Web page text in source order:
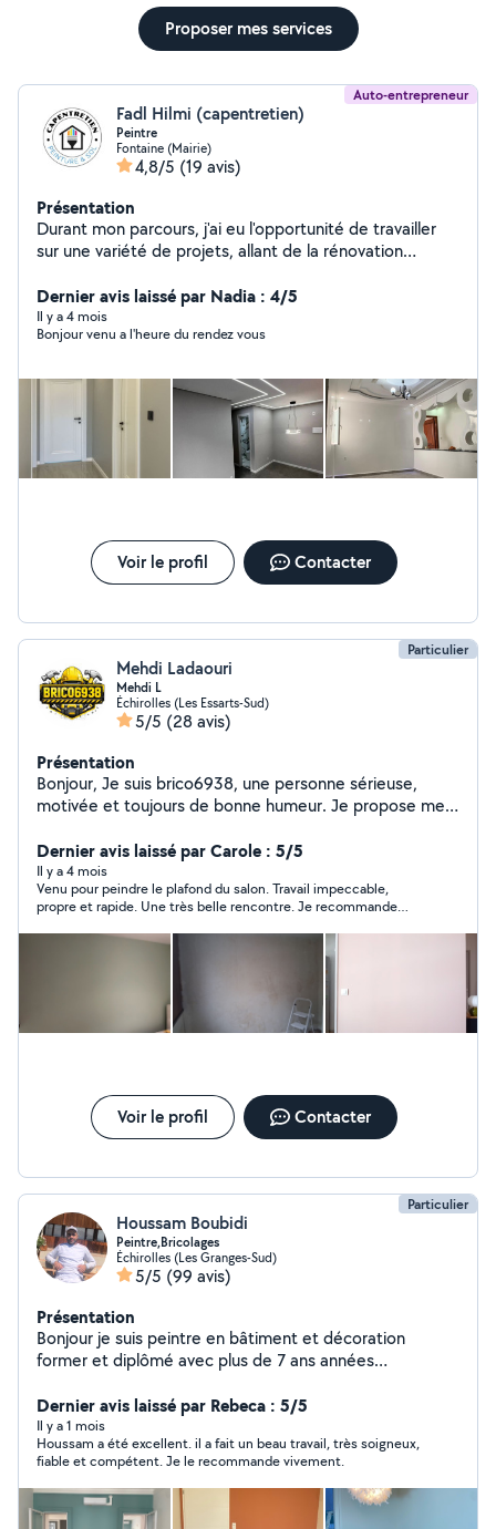
Proposer mes services
Auto-entrepreneur
Fadl Hilmi (capentretien)
Peintre
Fontaine (Mairie)
4,8/5 (19 avis)
Présentation
Durant mon parcours, j'ai eu l'opportunité de travailler
sur une variété de projets, allant de la rénovation
formation de peintre applicateur de revêtements et
aussi mon expérience m'ont permis de développer une
maîtrise parfaite des techniques de peinture,
expérience en peinture & rénovation m'a également
appris à respecter des délais serrés tout en garantissant
un travail de qualité et conforme aux exigences des
clients
Dernier avis laissé par Nadia : 4/5
Il y a 4 mois
Bonjour venu a l'heure du rendez vous
Voir le profil Contacter
Particulier
Mehdi Ladaouri
Mehdi L
Échirolles (Les Essarts-Sud)
5/5 (28 avis)
Présentation
Bonjour, Je suis brico6938, une personne sérieuse,
motivée et toujours de bonne humeur. Je propose mes
bien fait et la satisfaction des personnes avec qui je
travaille est ma priorité. Disponible, arrangeant et à
l'écoute, je m'adapte à vos besoins. N'hésitez pas à me
contacter, je serai ravi de vous aider ! Je fais du
d'ebarassage caves greniers granges garages ect J'ai un
Dernier avis laissé par Carole : 5/5
Il y a 4 mois
Venu pour peindre le plafond du salon. Travail impeccable,
propre et rapide. Une très belle rencontre. Je recommande
Voir le profil Contacter
Particulier
Houssam Boubidi
Peintre,Bricolages
Échirolles (Les Granges-Sud)
5/5 (99 avis)
Présentation
Bonjour je suis peintre en bâtiment et décoration
former et diplômé avec plus de 7 ans années
peinture intérieur, pose toile de verre , pose tapisserie,
préparation des murs, revêtement muraux, joints de
placo, petit travaux de placo vous pouvez me contacter
travail soigné ! Je fait aussi le montage de tout les
meuble et autres bricoles
Dernier avis laissé par Rebeca : 5/5
Il y a 1 mois
Houssam a été excellent. il a fait un beau travail, très soigneux,
fiable et compétent. Je le recommande vivement.